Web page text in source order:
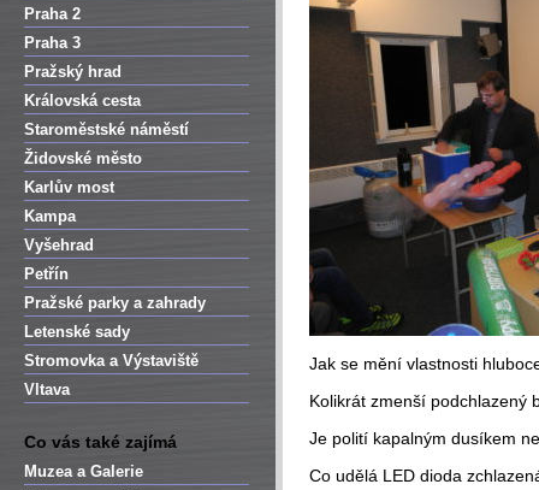
Praha 2
Praha 3
Pražský hrad
Královská cesta
Staroměstské náměstí
Židovské město
Karlův most
Kampa
Vyšehrad
Petřín
Pražské parky a zahrady
Letenské sady
Stromovka a Výstaviště
Vltava
Co vás také zajímá
Muzea a Galerie
Jak se mění vlastnosti
Kolikrát zmenší podchlazený
Je polití kapalným dusíkem
Co udělá LED dioda